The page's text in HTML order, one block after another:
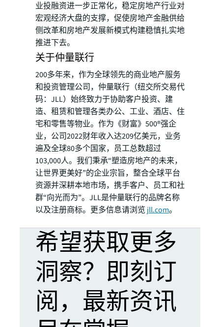
业投融资进一步正常化，稳定房地产行业对
宏观经济大盘的支撑，促使房地产金融供给
侧改革和房地产发展新模式构建稳慎扎实地
推进下去。
关于仲量联行
200多年来，作为全球领先的商业地产服务
和投资管理公司，仲量联行（纽交所交易代
码：JLL）始终致力于协助客户投资、建
造、租赁和管理各类办公、工业、酒店、住
宅和零售等物业。作为《财富》500®强企
业，公司2022财年收入达209亿美元，业务
遍及全球80多个国家，员工总数超过
103,000人。我们秉承“塑造房地产的未来，
让世界更美好”的企业宗旨，整合全球平台
资源并深耕本地市场，携手客户、员工和社
群“向光而为”。JLL是仲量联行的品牌名称
以及注册商标。更多信息请浏览 jll.com。
希望获取更多
洞察？即刻订
阅，最新资讯